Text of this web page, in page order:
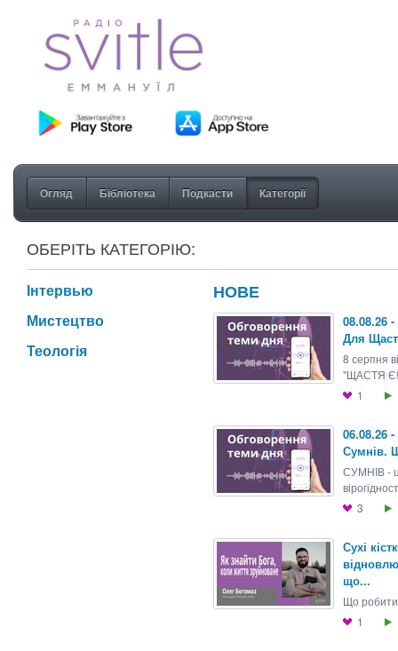
Огляд Бібліотека Подкасти Категорії
ОБЕРІТЬ КАТЕГОРІЮ:
Інтервью
Мистецтво
Теологія
НОВЕ
08.08.26
Для
8 серпня
"ЩАСТЯ
1
06.08.26
Сумнів.
СУМНІВ -
3
Сухі
що...
Що
1